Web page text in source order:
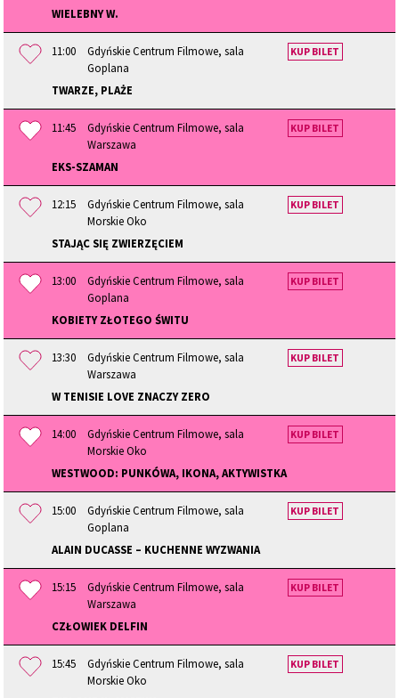
WIELEBNY W.
11:00
Gdyńskie Centrum Filmowe, sala
Goplana
TWARZE, PLAŻE
KUP BILET
11:45
Gdyńskie Centrum Filmowe, sala
Warszawa
EKS-SZAMAN
KUP BILET
12:15
Gdyńskie Centrum Filmowe, sala
Morskie Oko
STAJĄC SIĘ ZWIERZĘCIEM
KUP BILET
13:00
Gdyńskie Centrum Filmowe, sala
Goplana
KOBIETY ZŁOTEGO ŚWITU
KUP BILET
13:30
Gdyńskie Centrum Filmowe, sala
Warszawa
W TENISIE LOVE ZNACZY ZERO
KUP BILET
14:00
Gdyńskie Centrum Filmowe, sala
Morskie Oko
WESTWOOD: PUNKÓWA, IKONA, AKTYWISTKA
KUP BILET
15:00
Gdyńskie Centrum Filmowe, sala
Goplana
ALAIN DUCASSE – KUCHENNE WYZWANIA
KUP BILET
15:15
Gdyńskie Centrum Filmowe, sala
Warszawa
CZŁOWIEK DELFIN
KUP BILET
15:45
Gdyńskie Centrum Filmowe, sala
Morskie Oko
KUP BILET